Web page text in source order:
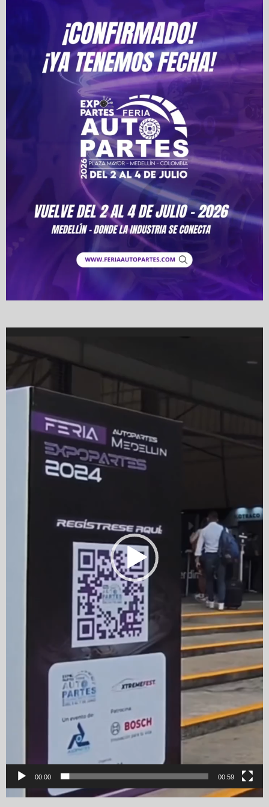
Player
00:00 00:59